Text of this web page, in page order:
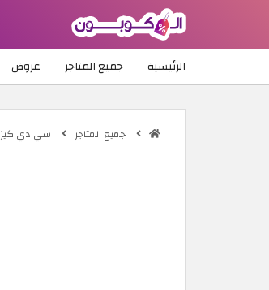
الرئيسية جميع المتاجر عروض
جميع المتاجر سي دي كيز